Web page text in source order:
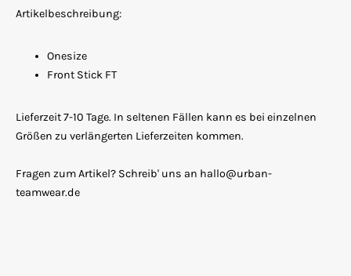
Artikelbeschreibung:
Onesize
Front Stick FT
Lieferzeit 7-10 Tage. In seltenen Fällen kann es bei einzelnen
Größen zu verlängerten Lieferzeiten kommen.
Fragen zum Artikel? Schreib' uns an hallo@urban-
teamwear.de